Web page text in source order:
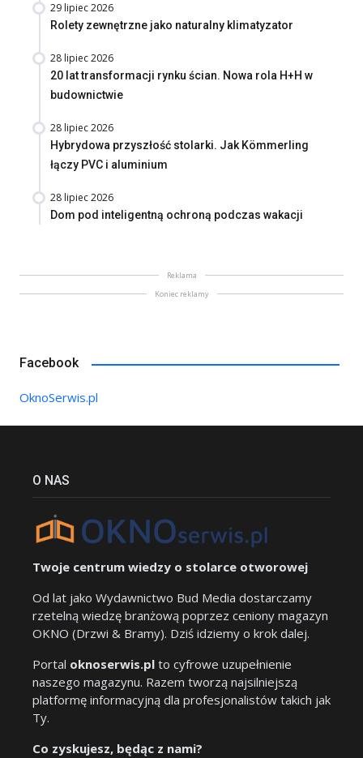
29 lipiec 2026
Rolety zewnętrzne jako naturalny klimatyzator
28 lipiec 2026
20 lat transformacji rynku ścian. Nowa rola H+H w
budownictwie
28 lipiec 2026
Hybrydowa przyszłość stolarki. Jak Kömmerling
łączy PVC i aluminium
28 lipiec 2026
Dom pod inteligentną ochroną podczas wakacji
Reklama
Koniec reklamy
Facebook
OknoSerwis.pl
O NAS
Twoje centrum wiedzy o stolarce otworowej
Od lat jako Wydawnictwo Bud Media dostarczamy
rzetelną wiedzę branżową poprzez ceniony magazyn
OKNO (Drzwi & Bramy). Dziś idziemy o krok dalej.
Portal oknoserwis.pl to cyfrowe uzupełnienie
naszego magazynu. Razem tworzą najsilniejszą
platformę informacyjną dla profesjonalistów takich jak
Ty.
Co zyskujesz, będąc z nami?